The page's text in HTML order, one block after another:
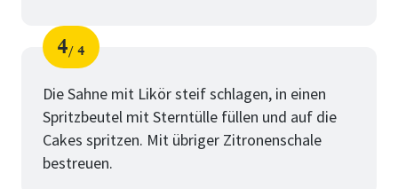
Schritt
4
von
4
Die Sahne mit Likör steif schlagen, in einen
Spritzbeutel mit Sterntülle füllen und auf die
Cakes spritzen. Mit übriger Zitronenschale
bestreuen.